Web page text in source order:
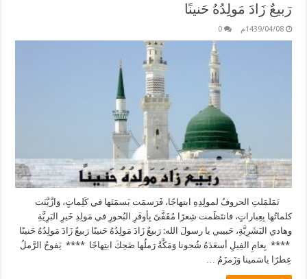
رَبيعٌ زَادَ مَولِدُهُ حَنينًا
1439/04/08م 0
تَمَلمَلتِ الحروفُ لمولِدِهِ ابتهاجًا، فَرَسمَت بَسمَتَها في كَلِماتٍ، وَازَّيَّنَت
كلماتُها بِعِباراتٍ، فانتَظَمت شِعرًا مُقَفَّىً بِأوفَرِ البُحورِ في مَولِدِ خَيرِ البَرِيَّةِ
وهادي البَشَرِيَّةِ، حَبيبي يا رسولَ الله: رَبيعٌ زَادَ مَولِدُهُ حَنينًا رَبيعٌ زَادَ مَولِدُهُ حَنينًا
**** بِعامِ الفِيلِ أسعَدَهُ شُجونا وَمَكَّةُ رَملُها ضَحِكَ ابتِهاجًا **** يَفوحُ الرَّملُ
عِطرًا ياسَمينا وَزَمزَمُ …